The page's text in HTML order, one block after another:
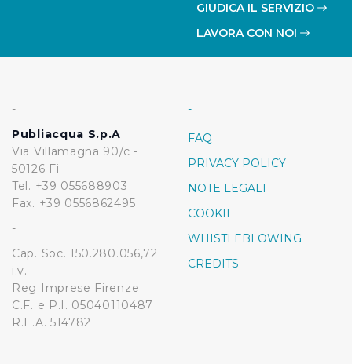
GIUDICA IL SERVIZIO
LAVORA CON NOI
-
Publiacqua S.p.A
Via Villamagna 90/c -
50126 Fi
Tel. +39 055688903
Fax. +39 0556862495
-
Cap. Soc. 150.280.056,72
i.v.
Reg Imprese Firenze
C.F. e P.I. 05040110487
R.E.A. 514782
-
FAQ
PRIVACY POLICY
NOTE LEGALI
COOKIE
WHISTLEBLOWING
CREDITS